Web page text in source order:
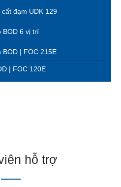
đạm UDK 129
BOD 6 vị trí
BOD | FOC 215E
| FOC 120E
hỗ trợ